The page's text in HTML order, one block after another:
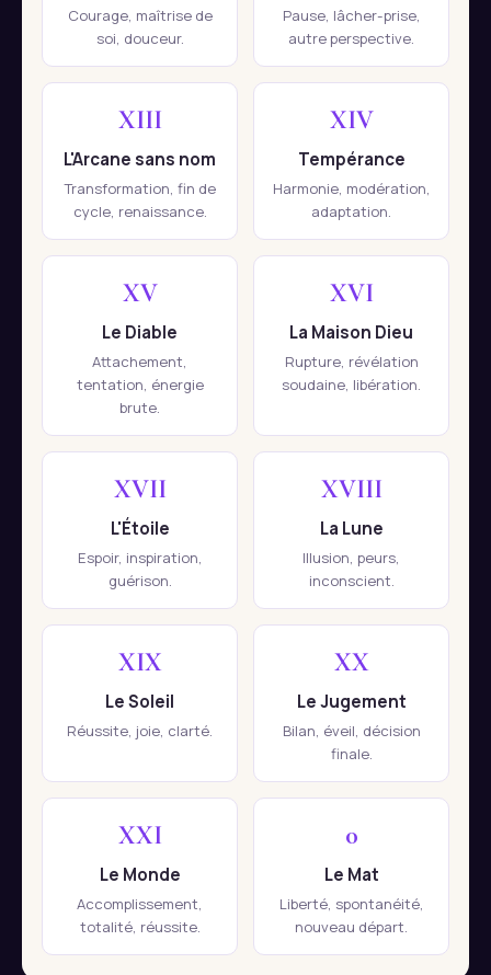
Courage, maîtrise de
soi, douceur.
Pause, lâcher-prise,
autre perspective.
XIII
L'Arcane sans nom
Transformation, fin de
cycle, renaissance.
XIV
Tempérance
Harmonie, modération,
adaptation.
XV
Le Diable
Attachement,
tentation, énergie
brute.
XVI
La Maison Dieu
Rupture, révélation
soudaine, libération.
XVII
L'Étoile
Espoir, inspiration,
guérison.
XVIII
La Lune
Illusion, peurs,
inconscient.
XIX
Le Soleil
Réussite, joie, clarté.
XX
Le Jugement
Bilan, éveil, décision
finale.
XXI
Le Monde
Accomplissement,
totalité, réussite.
0
Le Mat
Liberté, spontanéité,
nouveau départ.